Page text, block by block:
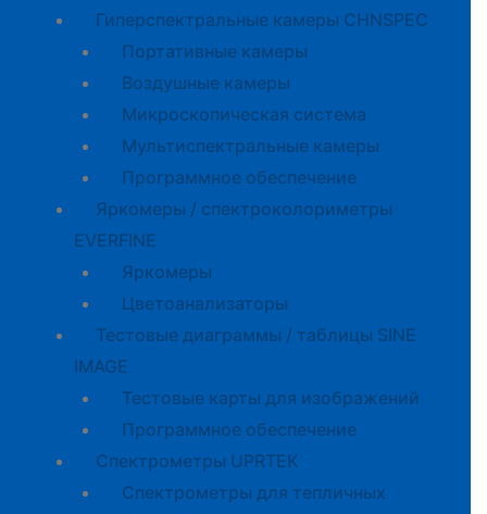
Гиперспектральные камеры CHNSPEC
Портативные камеры
Воздушные камеры
Микроскопическая система
Мультиспектральные камеры
Программное обеспечение
Яркомеры / спектроколориметры
EVERFINE
Яркомеры
Цветоанализаторы
Тестовые диаграммы / таблицы SINE
IMAGE
Тестовые карты для изображений
Программное обеспечение
Спектрометры UPRTEK
Спектрометры для тепличных